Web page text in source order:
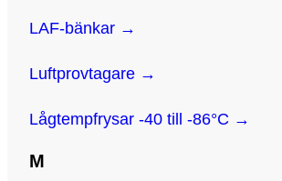
LAF-bänkar →
Luftprovtagare →
Lågtempfrysar -40 till -86°C →
M